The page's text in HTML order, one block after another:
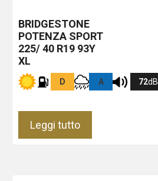
BRIDGESTONE
POTENZA SPORT
225/ 40 R19 93Y
XL
D A 72dB
Leggi tutto